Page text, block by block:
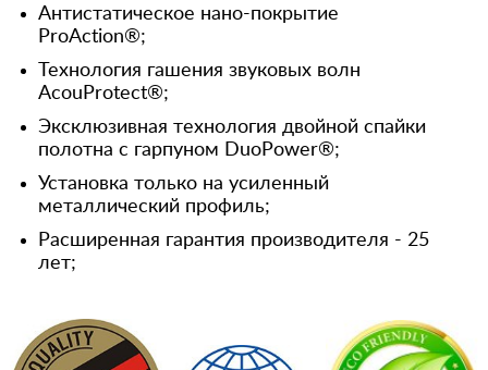
Антистатическое нано-покрытие
ProAction®;
Технология гашения звуковых волн
AcouProtect®;
Эксклюзивная технология двойной спайки
полотна с гарпуном DuoPower®;
Установка только на усиленный
металлический профиль;
Расширенная гарантия производителя - 25
лет;